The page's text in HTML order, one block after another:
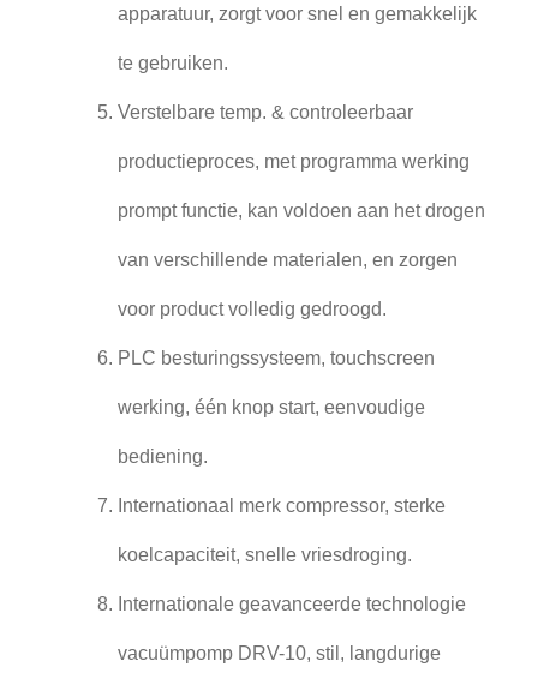
apparatuur, zorgt voor snel en gemakkelijk
te gebruiken.
Verstelbare temp. & controleerbaar
productieproces, met programma werking
prompt functie, kan voldoen aan het drogen
van verschillende materialen, en zorgen
voor product volledig gedroogd.
PLC besturingssysteem, touchscreen
werking, één knop start, eenvoudige
bediening.
Internationaal merk compressor, sterke
koelcapaciteit, snelle vriesdroging.
Internationale geavanceerde technologie
vacuümpomp DRV-10, stil, langdurige